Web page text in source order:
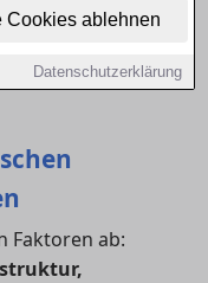
Cookies ablehnen
Datenschutzerklärung
Wer
Viertel kennt,
und gezielt
Faktoren ab: